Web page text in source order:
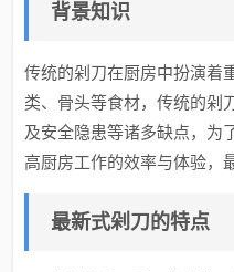
背景知识
传统的剁刀在厨房中扮演着
类、骨头等食材，传统的剁
及安全隐患等诸多缺点，为
高厨房工作的效率与体验，
最新式剁刀的特点